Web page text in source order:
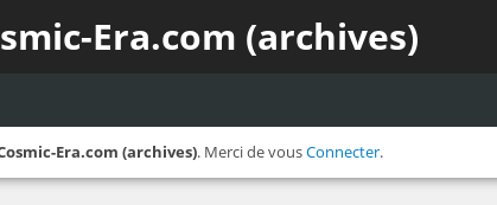
Era.com (archives)
Era.com (archives). Merci de vousConnecter.